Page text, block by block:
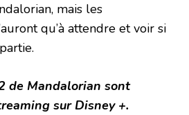
mais les
qu’à attendre et voir si
de Mandalorian sont
sur Disney +.